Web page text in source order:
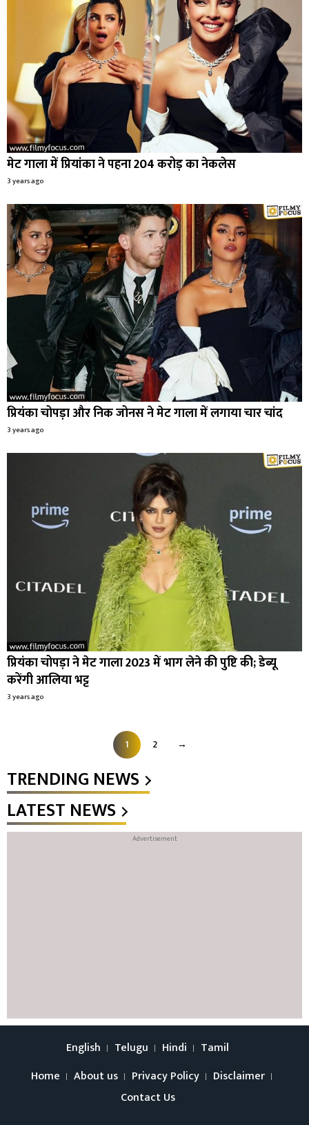
मेट गाला में प्रियांका ने पहना 204 करोड़ का नेकलेस
3 years ago
प्रियंका चोपड़ा और निक जोनस ने मेट गाला में लगाया चार चांद
3 years ago
प्रियंका चोपड़ा ने मेट गाला 2023 में भाग लेने की पुष्टि की; डेब्यू
करेंगी आलिया भट्ट
3 years ago
1 2 →
TRENDING NEWS
LATEST NEWS
English Telugu Hindi
Tamil
Home
About us Privacy Policy
Disclaimer
Contact Us